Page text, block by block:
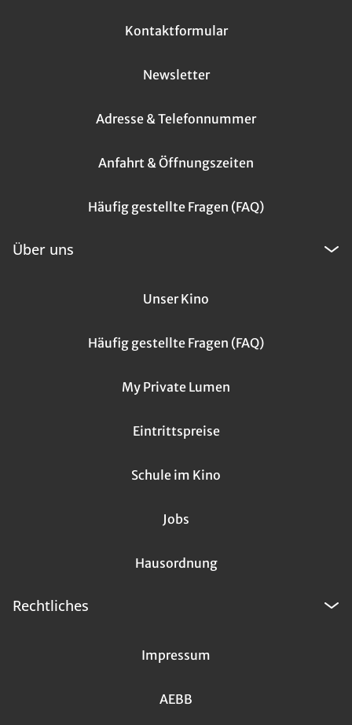
Kontaktformular
Newsletter
Adresse & Telefonnummer
Anfahrt & Öffnungszeiten
Häufig gestellte Fragen (FAQ)
Über uns
Unser Kino
Häufig gestellte Fragen (FAQ)
My Private Lumen
Eintrittspreise
Schule im Kino
Jobs
Hausordnung
Rechtliches
Impressum
AEBB